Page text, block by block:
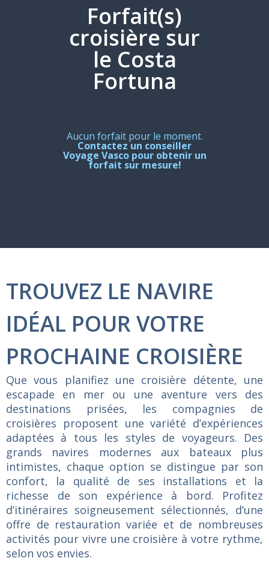
Forfait(s)
croisière sur
le Costa
Fortuna
Aucun forfait pour le moment.
Contactez un conseiller
Voyage Vasco pour obtenir un
forfait sur mesure!
TROUVEZ LE NAVIRE
IDÉAL POUR VOTRE
PROCHAINE CROISIÈRE
Que vous planifiez une croisière détente, une
escapade en mer ou une aventure vers des
destinations prisées, les compagnies de
croisières proposent une variété d’expériences
adaptées à tous les styles de voyageurs. Des
grands navires modernes aux bateaux plus
intimistes, chaque option se distingue par son
confort, la qualité de ses installations et la
richesse de son expérience à bord. Profitez
d’itinéraires soigneusement sélectionnés, d’une
offre de restauration variée et de nombreuses
activités pour vivre une croisière à votre rythme,
selon vos envies.